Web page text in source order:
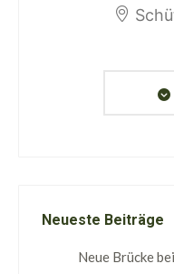
Neueste Beiträge
Neue Brücke